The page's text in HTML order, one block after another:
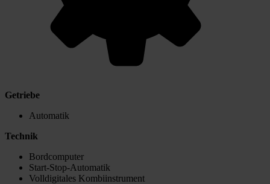
Getriebe
Automatik
Technik
Bordcomputer
Start-Stop-Automatik
Volldigitales Kombiinstrument